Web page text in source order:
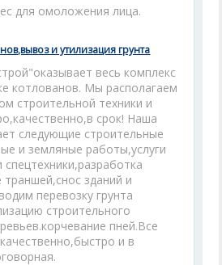
для омоложения лица.
и утилизация грунта
весь комплекс
котлованов. Мы располагаем
строительной техники и
срок! Наша
следующие строительные
и земляные работы,услуги
спецтехники,разработка
зданий и
перевозку грунта
строительного
пней.Все
и в